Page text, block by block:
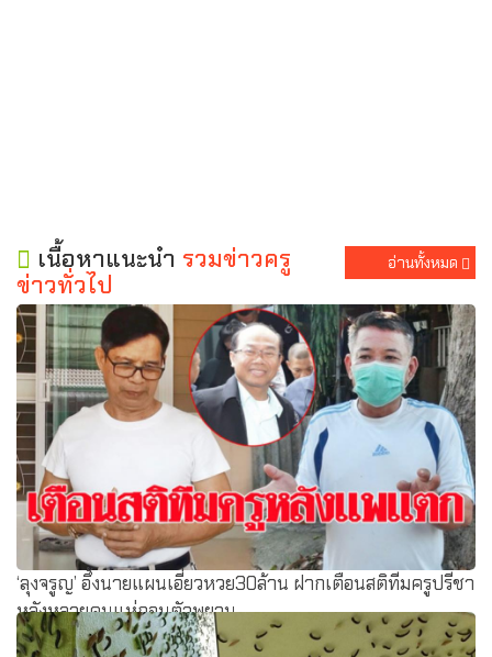
เนื้อหาแนะนำ รวมข่าวครู
ข่าวทั่วไป
อ่านทั้งหมด
‘ลุงจรูญ’ อึ้งนายแผนเอี่ยวหวย30ล้าน ฝากเตือนสติทีมครูปรีชา
หลังหลายคนแห่ถอนตัวพยาน